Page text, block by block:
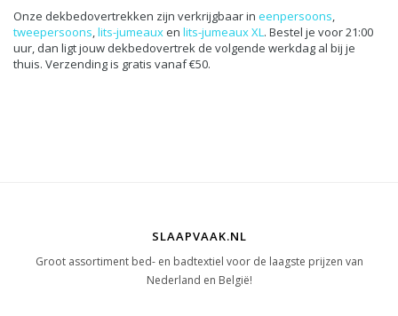
Onze dekbedovertrekken zijn verkrijgbaar in eenpersoons,
tweepersoons,lits-jumeaux en lits-jumeaux XL. Bestel je voor 21:00
uur, dan ligt jouw dekbedovertrek de volgende werkdag al bij je
thuis. Verzending is gratis vanaf €50.
SLAAPVAAK.NL
Groot assortiment bed- en badtextiel voor de laagste prijzen van
Nederland en België!